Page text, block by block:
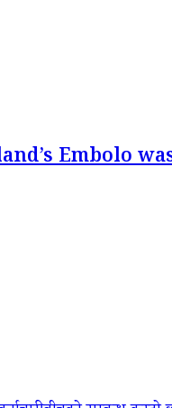
Embolo